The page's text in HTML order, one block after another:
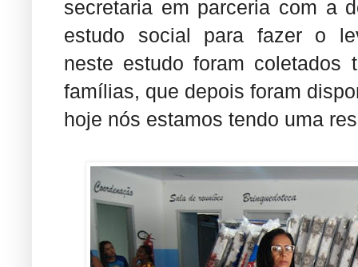
secretaria em parceria com a
estudo social para fazer o
neste estudo foram coletados
famílias, que depois foram
hoje nós estamos tendo uma